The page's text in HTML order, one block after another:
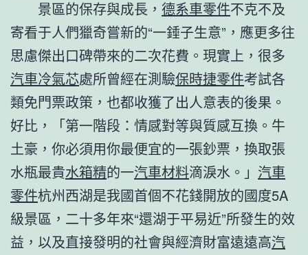
景區的保存與成長， 德系車零件不克不及
寄看于人們獵奇嘗新的“一錘子生意”，應更多往
思慮傑出口碑帶來的二次花費。現實上，很多
汽車冷氣芯處所曾經在測驗保時捷零件考試各
類免門票政策，也都收獲了出人意表的後果。
好比，「第一階段：情感對等與質感互換。牛
土豪，你必須用你最便宜的一張鈔票，換取張
水瓶最貴水箱精的一汽車材料滴淚水。」 汽車
零件杭州西湖是我國首個不花錢開放的國度5A
級景區，二十多年來“還湖于平易近”所發生的效
益，以及直接發明的社會與經濟財富遠遠高汽